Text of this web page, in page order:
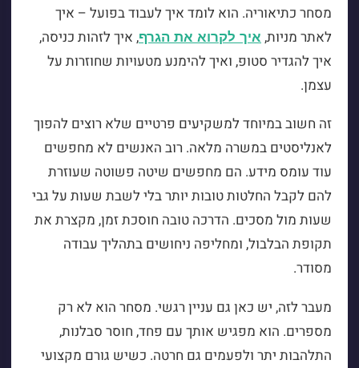
מסחר כתיאוריה. הוא לומד איך לעבוד בפועל – איך
לאתר מניות, איך לקרוא את הגרף, איך לזהות כניסה,
איך להגדיר סטופ, ואיך להימנע מטעויות שחוזרות על
עצמן.
זה חשוב במיוחד למשקיעים פרטיים שלא רוצים להפוך
לאנליסטים במשרה מלאה. רוב האנשים לא מחפשים
עוד עומס מידע. הם מחפשים שיטה פשוטה שעוזרת
להם לקבל החלטות טובות יותר בלי לשבת שעות על גבי
שעות מול מסכים. הדרכה טובה חוסכת זמן, מקצרת את
תקופת הבלבול, ומחליפה ניחושים בתהליך עבודה
מסודר.
מעבר לזה, יש כאן גם עניין רגשי. מסחר הוא לא רק
מספרים. הוא מפגיש אותך עם פחד, חוסר סבלנות,
התלהבות יתר ולפעמים גם חרטה. כשיש גורם מקצועי